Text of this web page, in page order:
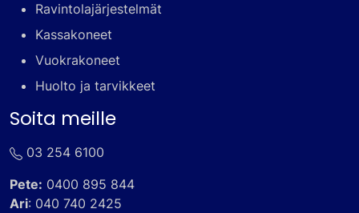
Ravintolajärjestelmät
Kassakoneet
Vuokrakoneet
Huolto ja tarvikkeet
Soita meille
03 254 6100
Pete: 0400 895 844
Ari: 040 740 2425